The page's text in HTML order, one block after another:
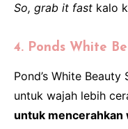
So, grab it fast kalo
4. Ponds White
Pond’s White
untuk wajah lebih
untuk mencerahkan